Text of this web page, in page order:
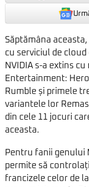
Săptămâna
cu serviciul de cloud
NVIDIA s-a extins
Entertainment:
Rumble și primele
variantele lor
din cele 11 jocuri
aceasta.
Pentru fanii genului
permite să
francizele celor de